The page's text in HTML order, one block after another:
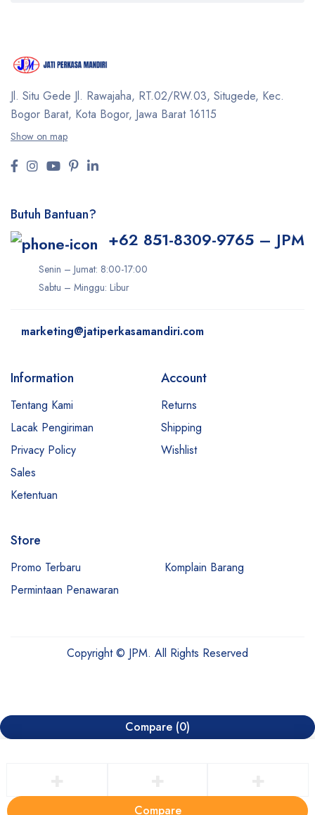
Jl. Situ Gede Jl. Rawajaha, RT.02/RW.03, Situgede, Kec.
Bogor Barat, Kota Bogor, Jawa Barat 16115
Show on map
Butuh Bantuan?
+62 851-8309-9765 – JPM
Senin – Jumat: 8:00-17:00
Sabtu – Minggu: Libur
marketing@jatiperkasamandiri.com
Information
Tentang Kami
Lacak Pengiriman
Privacy Policy
Sales
Ketentuan
Account
Returns
Shipping
Wishlist
Store
Promo Terbaru
Komplain Barang
Permintaan Penawaran
Copyright © JPM. All Rights Reserved
Compare (0)
Compare